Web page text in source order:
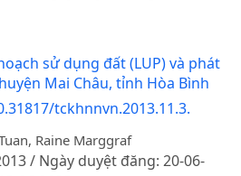
sử dụng đất (LUP) và phát
Mai Châu, tỉnh Hòa Bình
tckhnnvn.2013.11.3.
Raine Marggraf
/ Ngày duyệt đăng: 20-06-